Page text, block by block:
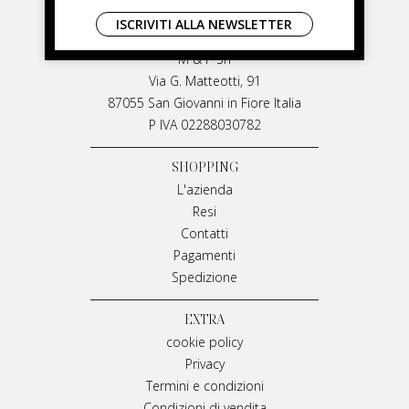
LIVIANA MIRARCHI
M & P Srl
Via G. Matteotti, 91
87055 San Giovanni in Fiore Italia
P IVA 02288030782
SHOPPING
L'azienda
Resi
Contatti
Pagamenti
Spedizione
EXTRA
cookie policy
Privacy
Termini e condizioni
ISCRIVITI ALLA NEWSLETTER